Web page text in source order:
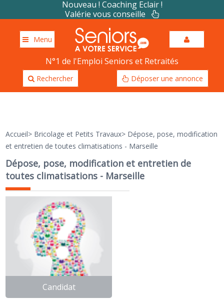
Nouveau ! Coaching Eclair !
Valérie vous conseille
Menu
N°1 de l'Emploi Seniors et Retraités
Rechercher Déposer une annonce
Accueil> Bricolage et Petits Travaux> Dépose, pose, modification
et entretien de toutes climatisations - Marseille
Dépose, pose, modification et entretien de
toutes climatisations - Marseille
Candidat